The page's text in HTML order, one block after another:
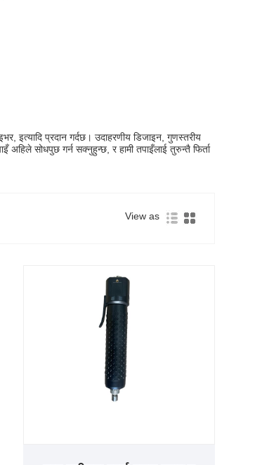
इत्यादि प्रदान गर्दछ। उदाहरणीय डिजाइन, गुणस्तरीय
अहिले सोधपुछ गर्न सक्नुहुन्छ, र हामी तपाइँलाई तुरुन्तै फिर्ता
View as